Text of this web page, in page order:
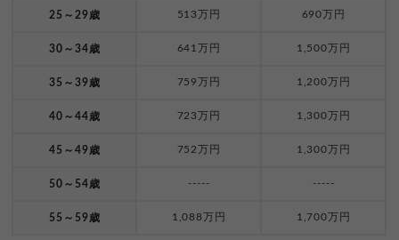
25～29歳 513万円 690万円
30～34歳 641万円 1,500万円
35～39歳 759万円 1,200万円
40～44歳 723万円 1,300万円
45～49歳 752万円 1,300万円
50～54歳 ----- -----
55～59歳 1,088万円 1,700万円